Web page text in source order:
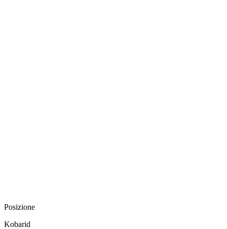
Posizione
Kobarid